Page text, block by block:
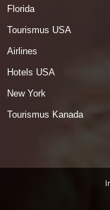
Florida
Tourismus USA
Airlines
Hotels USA
New York
Tourismus Kanada